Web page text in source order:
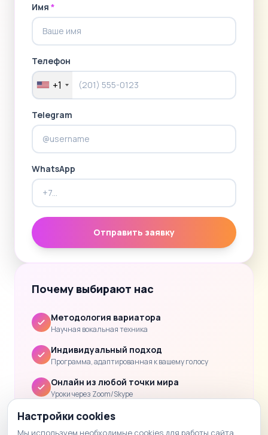
Имя *
Телефон
+1
Telegram
WhatsApp
Отправить заявку
Почему выбирают нас
Методология вариатора
Научная вокальная техника
Индивидуальный подход
Программа, адаптированная к вашему голосу
Онлайн из любой точки мира
Уроки через Zoom/Skype
Clear progress
Настройки cookies
Мы используем необходимые cookies для работы сайта.